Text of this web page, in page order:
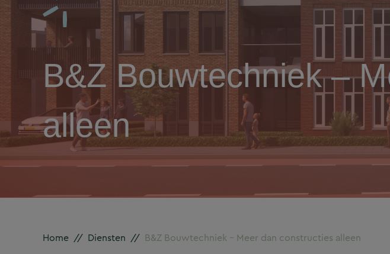
B&Z Bouwtechniek –
alleen
Home // Diensten // B&Z Bouwtechniek – Meer dan constructies alleen